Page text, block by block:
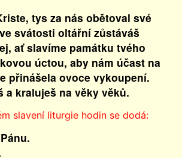
tys za nás obětoval své
svátosti oltářní zůstáváš
ať slavíme památku tvého
úctou, aby nám účast na
přinášela ovoce vykoupení.
a kraluješ na věky věků.
slavení liturgie hodin se dodá: